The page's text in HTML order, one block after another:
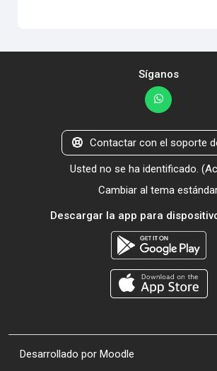
Síganos
Contactar con el soporte
Usted no se ha identificado. (
Cambiar al tema
Descargar la app para
Desarrollado por Moodle